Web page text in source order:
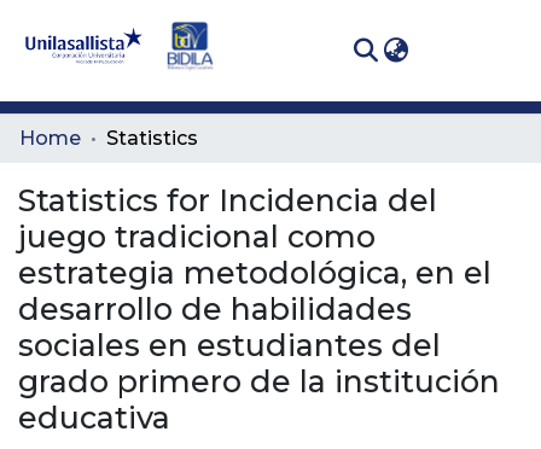
Communities
All of DSpace
Home Statistics
Statistics for Incidencia del
juego tradicional como
estrategia metodológica, en el
desarrollo de habilidades
sociales en estudiantes del
grado primero de la institución
educativa